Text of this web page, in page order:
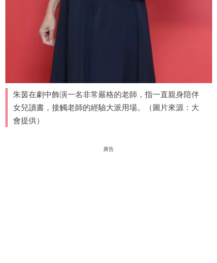
朱茵在劇中飾演一名非常嚴格的老師，指一直親身陪伴
女兒讀書，接觸老師的經驗大派用場。（圖片來源：大
會提供）
廣告